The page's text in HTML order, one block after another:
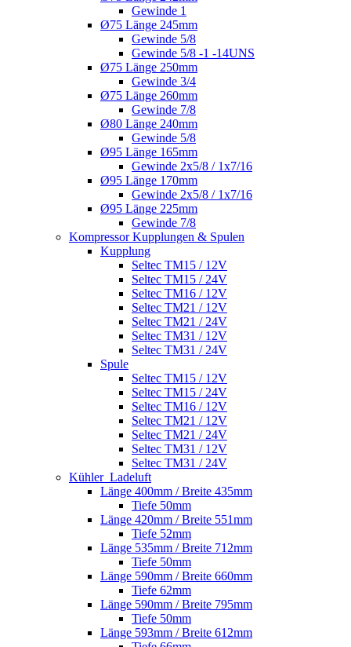
Gewinde 1
Ø75 Länge 245mm
Gewinde 5/8
Gewinde 5/8 -1 -14UNS
Ø75 Länge 250mm
Gewinde 3/4
Ø75 Länge 260mm
Gewinde 7/8
Ø80 Länge 240mm
Gewinde 5/8
Ø95 Länge 165mm
Gewinde 2x5/8 / 1x7/16
Ø95 Länge 170mm
Gewinde 2x5/8 / 1x7/16
Ø95 Länge 225mm
Gewinde 7/8
Kompressor Kupplungen & Spulen
Kupplung
Seltec TM15 / 12V
Seltec TM15 / 24V
Seltec TM16 / 12V
Seltec TM21 / 12V
Seltec TM21 / 24V
Seltec TM31 / 12V
Seltec TM31 / 24V
Spule
Seltec TM15 / 12V
Seltec TM15 / 24V
Seltec TM16 / 12V
Seltec TM21 / 12V
Seltec TM21 / 24V
Seltec TM31 / 12V
Seltec TM31 / 24V
Kühler_Ladeluft
Länge 400mm / Breite 435mm
Tiefe 50mm
Länge 420mm / Breite 551mm
Tiefe 52mm
Länge 535mm / Breite 712mm
Tiefe 50mm
Länge 590mm / Breite 660mm
Tiefe 62mm
Länge 590mm / Breite 795mm
Tiefe 50mm
Länge 593mm / Breite 612mm